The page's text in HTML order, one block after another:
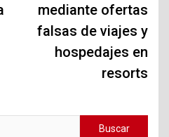
mediante ofertas
falsas de viajes y
hospedajes en
resorts